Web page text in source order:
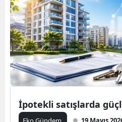
İpotekli satışlarda